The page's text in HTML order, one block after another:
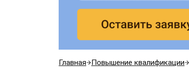
Главная Повышение квалификации